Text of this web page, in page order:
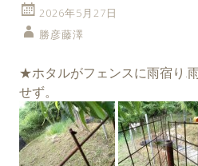
2026年5月27日
勝彦藤澤
★ホタルがフェンスに雨宿り.
せず。